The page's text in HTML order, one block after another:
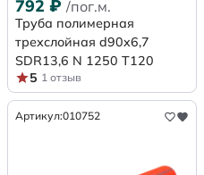
792 ₽ /пог.м.
Труба полимерная
трехслойная d90x6,7
SDR13,6 N 1250 Т120
5 1 отзыв
Артикул:010752